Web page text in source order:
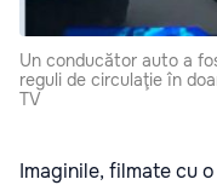
Un conducător auto a
reguli de circulaţie în
TV
Imaginile, filmate cu